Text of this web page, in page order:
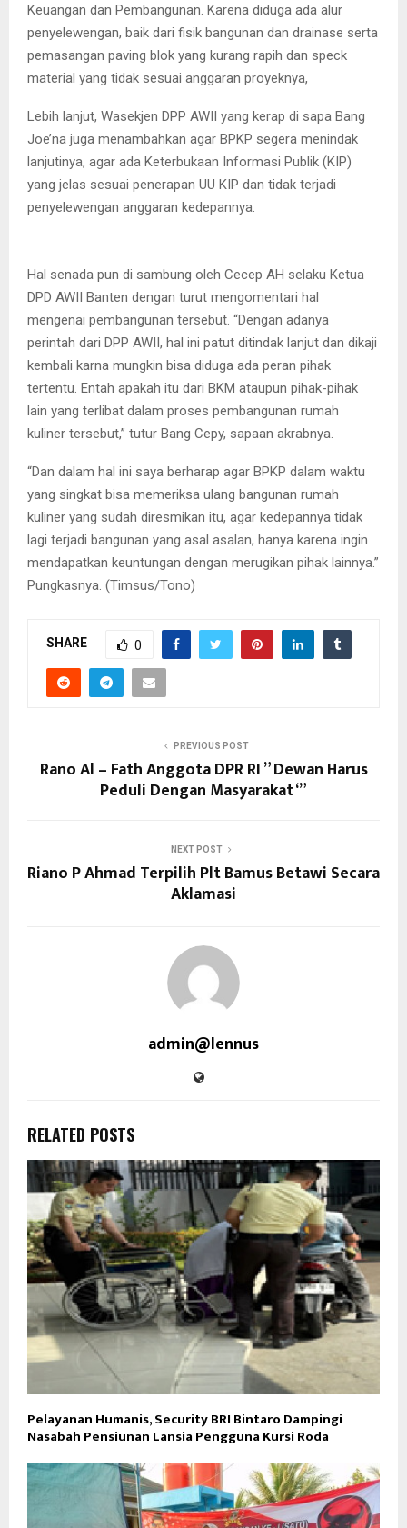
Keuangan dan Pembangunan. Karena diduga ada alur
penyelewengan, baik dari fisik bangunan dan drainase serta
pemasangan paving blok yang kurang rapih dan speck
material yang tidak sesuai anggaran proyeknya,
Lebih lanjut, Wasekjen DPP AWII yang kerap di sapa Bang
Joe’na juga menambahkan agar BPKP segera menindak
lanjutinya, agar ada Keterbukaan Informasi Publik (KIP)
yang jelas sesuai penerapan UU KIP dan tidak terjadi
penyelewengan anggaran kedepannya.
Hal senada pun di sambung oleh Cecep AH selaku Ketua
DPD AWII Banten dengan turut mengomentari hal
mengenai pembangunan tersebut. “Dengan adanya
perintah dari DPP AWII, hal ini patut ditindak lanjut dan dikaji
kembali karna mungkin bisa diduga ada peran pihak
tertentu. Entah apakah itu dari BKM ataupun pihak-pihak
lain yang terlibat dalam proses pembangunan rumah
kuliner tersebut,” tutur Bang Cepy, sapaan akrabnya.
“Dan dalam hal ini saya berharap agar BPKP dalam waktu
yang singkat bisa memeriksa ulang bangunan rumah
kuliner yang sudah diresmikan itu, agar kedepannya tidak
lagi terjadi bangunan yang asal asalan, hanya karena ingin
mendapatkan keuntungan dengan merugikan pihak lainnya.”
Pungkasnya. (Timsus/Tono)
SHARE 0
PREVIOUS POST
Rano Al – Fath Anggota DPR RI ” Dewan Harus
Peduli Dengan Masyarakat ‘”
NEXT POST
Riano P Ahmad Terpilih Plt Bamus Betawi Secara
Aklamasi
admin@lennus
RELATED POSTS
Pelayanan Humanis, Security BRI Bintaro Dampingi
Nasabah Pensiunan Lansia Pengguna Kursi Roda